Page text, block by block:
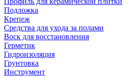
Подложка
Крепеж
Средства для ухода за полами
Воск для восстановления
Герметик
Гидроизоляция
Грунтовка
Инструмент